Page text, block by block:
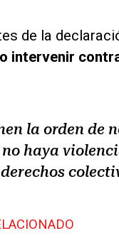
de la
intervenir
la orden de
haya